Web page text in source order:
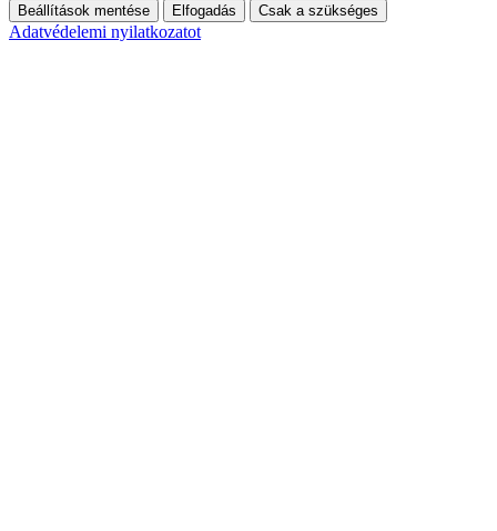
Beállítások mentése Elfogadás Csak a szükséges
Adatvédelemi nyilatkozatot